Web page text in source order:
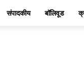
संपादकीय बॉलिवूड